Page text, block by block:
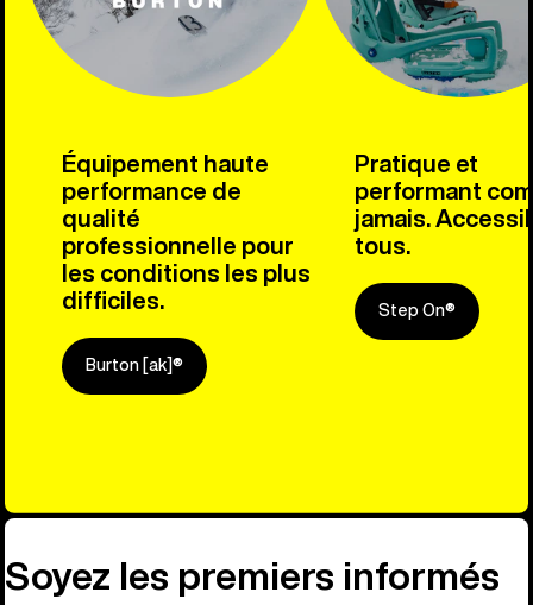
Équipement haute
performance de
qualité
professionnelle pour
les conditions les plus
difficiles.
Burton [ak]®
Pratique et
performant
jamais.
tous.
Step On®
Découvre
Soyez les premiers informés